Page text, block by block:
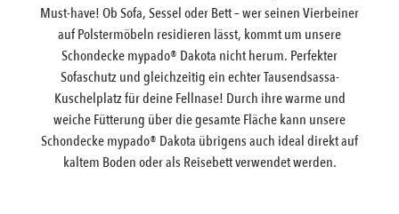
Must-have! Ob Sofa, Sessel oder Bett – wer seinen Vierbeiner
auf Polstermöbeln residieren lässt, kommt um unsere
Schondecke mypado® Dakota nicht herum. Perfekter
Sofaschutz und gleichzeitig ein echter Tausendsassa-
Kuschelplatz für deine Fellnase! Durch ihre warme und
weiche Fütterung über die gesamte Fläche kann unsere
Schondecke mypado® Dakota übrigens auch ideal direkt auf
kaltem Boden oder als Reisebett verwendet werden.